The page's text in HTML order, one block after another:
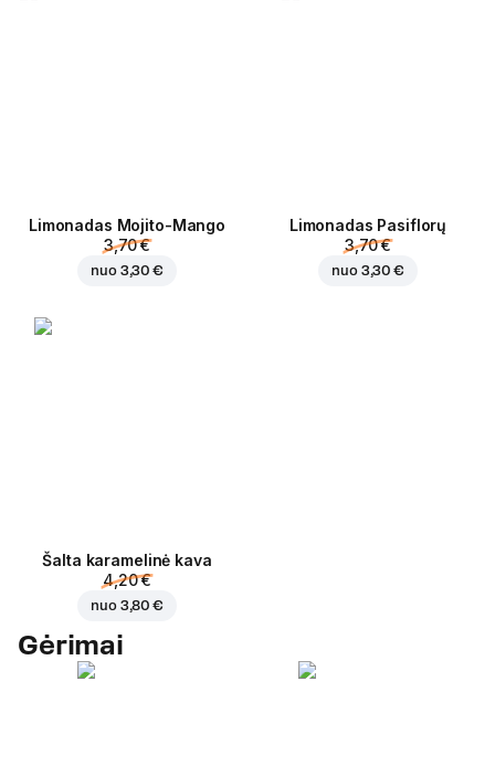
Limonadas Mojito-Mango
3,70 €
nuo 3,30 €
Limonadas Pasiflorų
3,70 €
nuo 3,30 €
Šalta karamelinė kava
4,20 €
nuo 3,80 €
Gėrimai